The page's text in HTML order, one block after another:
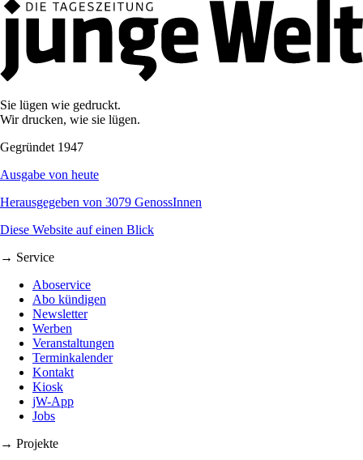
Sie lügen wie gedruckt.
Wir drucken, wie sie lügen.
Gegründet 1947
Ausgabe von heute
Herausgegeben von 3079 GenossInnen
Diese Website auf einen Blick
→ Service
Aboservice
Abo kündigen
Newsletter
Werben
Veranstaltungen
Terminkalender
Kontakt
Kiosk
jW-App
Jobs
→ Projekte